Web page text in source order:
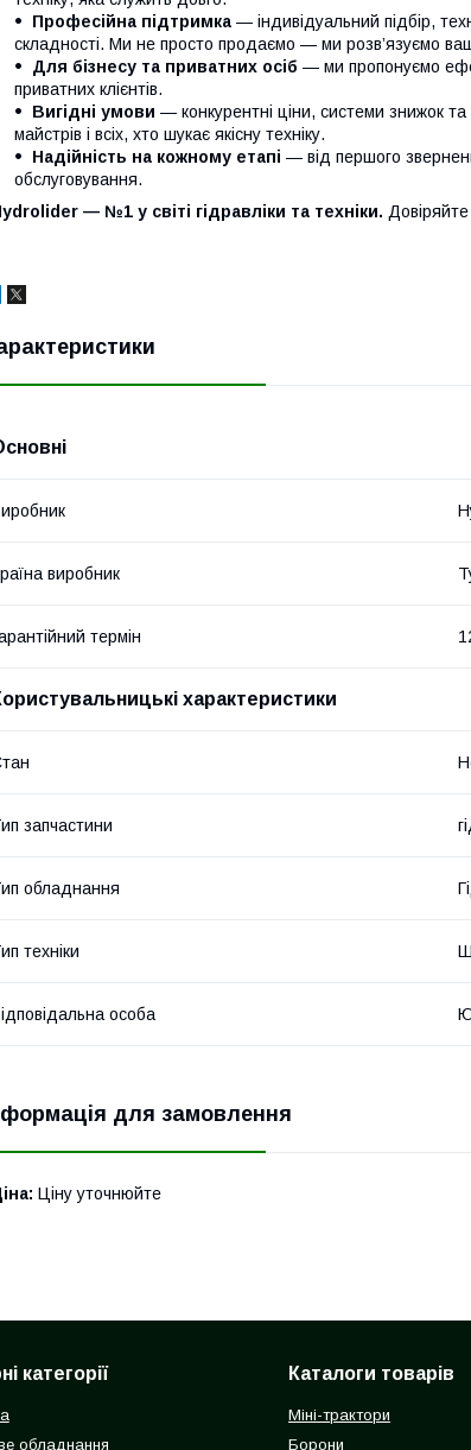
Професійна підтримка — індивідуальний підбір,
складності. Ми не просто продаємо — ми розв’язуємо
Для бізнесу та приватних осіб — ми пропонуємо
приватних клієнтів.
Вигідні умови — конкурентні ціни, системи знижок та
майстрів і всіх, хто шукає якісну техніку.
Надійність на кожному етапі — від першого
обслуговування.
— №1 у світі гідравліки та техніки.
виробник
термін
характеристики
запчастини
обладнання
техніки
особа
для замовлення
Ціну уточнюйте
категорії
обладнання
Каталоги товарів
Міні-трактори
Борони